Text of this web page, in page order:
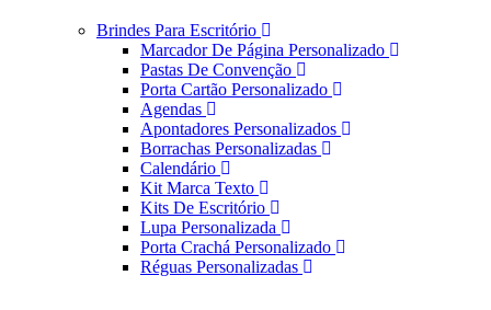
Brindes Para Escritório
Marcador De Página Personalizado
Pastas De Convenção
Porta Cartão Personalizado
Agendas
Apontadores Personalizados
Borrachas Personalizadas
Calendário
Kit Marca Texto
Kits De Escritório
Lupa Personalizada
Porta Crachá Personalizado
Réguas Personalizadas